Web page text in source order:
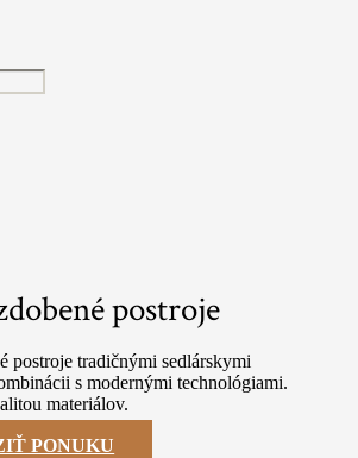
postroje
postroje tradičnými sedlárskymi
s modernými technológiami.
materiálov.
PONUKU